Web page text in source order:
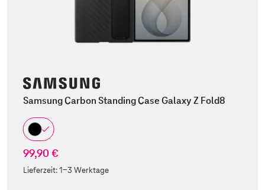
Samsung Carbon Standing Case Galaxy Z Fold8
99,90 €
Lieferzeit:1-3 Werktage